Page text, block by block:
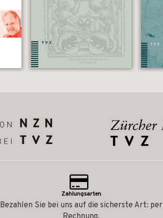
Zahlungsarten
Bezahlen Sie bei uns auf die sicherste Art: per